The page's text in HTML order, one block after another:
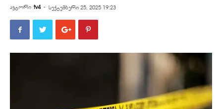
ავტორი tv4 - სექტემბერი 25, 2025 19:23